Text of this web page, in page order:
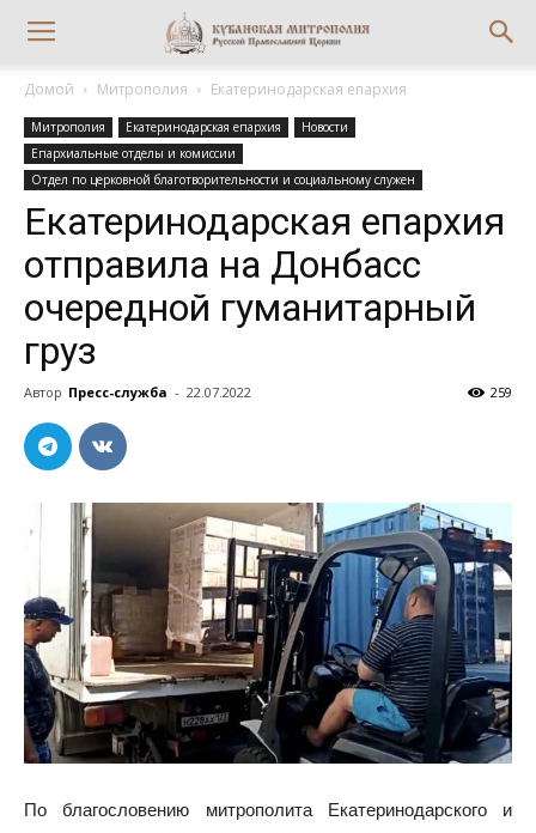
Домой Митрополия Екатеринодарская епархия
Митрополия Екатеринодарская епархия
Новости
Епархиальные отделы и комиссии
Отдел по церковной благотворительности и социальному служен
Екатеринодарская епархия
отправила на Донбасс
очередной гуманитарный
груз
Автор Пресс-служба - 22.07.2022 259
По благословению митрополита Екатеринодарского и